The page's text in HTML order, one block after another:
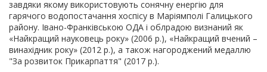
завдяки якому використовують сонячну енергію для
гарячого водопостачання хоспісу в Маріямполі Галицького
району. Івано-Франківською ОДА і облрадою визнаний як
«Найкращий науковець року» (2006 р.), «Найкращий вчений –
винахідник року» (2012 р.), а також нагороджений медаллю
"За розвиток Прикарпаття" (2017 р.).